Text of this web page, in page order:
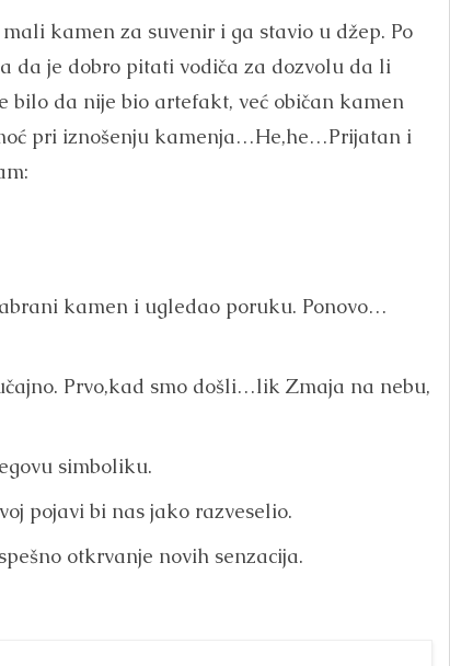
kamen za suvenir i ga stavio u džep. Po
da je dobro pitati vodiča za dozvolu da li
bilo da nije bio artefakt, već običan kamen
pri iznošenju kamenja…He,he…Prijatan i
kamen i ugledao poruku. Ponovo…
Prvo,kad smo došli…lik Zmaja na nebu,
simboliku.
pojavi bi nas jako razveselio.
otkrvanje novih senzacija.